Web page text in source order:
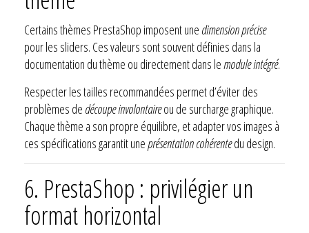
Certains thèmes PrestaShop imposent une dimension précise
pour les sliders. Ces valeurs sont souvent définies dans la
documentation du thème ou directement dans le module intégré.
Respecter les tailles recommandées permet d’éviter des
problèmes de découpe involontaireou de surcharge graphique.
Chaque thème a son propre équilibre, et adapter vos images à
ces spécifications garantit uneprésentation cohérentedu design.
6. PrestaShop : privilégier un
format horizontal